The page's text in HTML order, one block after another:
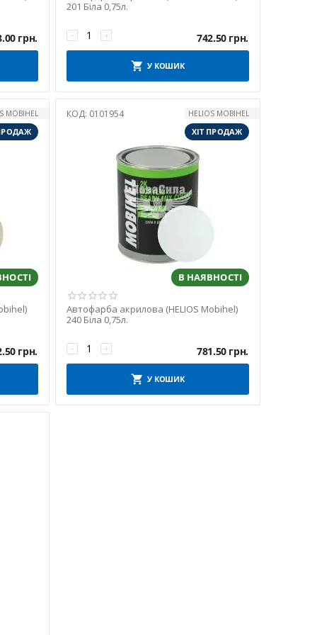
грн.
201 Біла 0,75л.
+
− 742.50 грн.
У КОШИК
MOBIHEL
грн.
КОД: 0101954
HELIOS MOBIHEL
ХІТ ПРОДАЖ
В НАЯВНОСТІ
Автофарба акрилова (HELIOS Mobihel)
240 Біла 0,75л.
+
− 781.50 грн.
У КОШИК